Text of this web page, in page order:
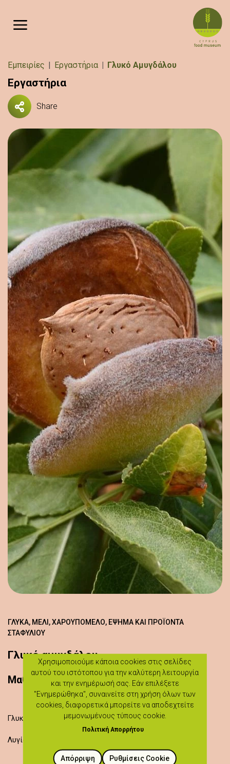
Breadcrumb
Εμπειρίες Εργαστήρια Γλυκό Αμυγδάλου
Εργαστήρια
Share
ΓΛΥΚΆ, ΜΈΛΙ, ΧΑΡΟΥΠΌΜΕΛΟ, ΈΨΗΜΑ ΚΑΙ ΠΡΟΪΌΝΤΑ
ΣΤΑΦΥΛΙΟΎ
Γλυκό αμυγδάλου
Μαθήματα μαγειρικής
Γλυκό αμυγδάλου
Λυγία Νικολάου
Χρησιμοποιούμε κάποια cookies στις σελίδες
αυτού του ιστότοπου για την καλύτερη λειτουργία
και την ενημέρωσή σας. Εάν επιλέξετε
"Ενημερώθηκα", συναινείτε στη χρήση όλων των
cookies, διαφορετικά μπορείτε να αποδεχτείτε
μεμονωμένους τύπους cookie.
Πολιτική Απορρήτου
Ρυθμίσεις Cookie
Απόρριψη